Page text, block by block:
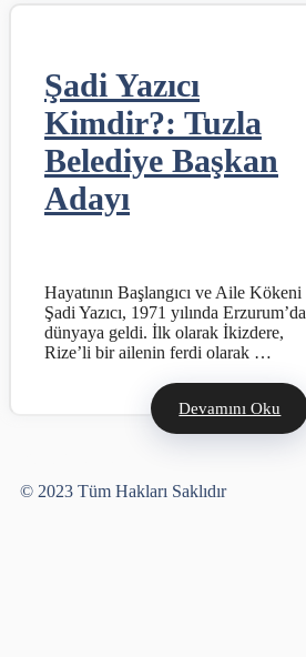
Şadi Yazıcı
Kimdir?: Tuzla
Belediye Başkan
Adayı
Hayatının Başlangıcı ve Aile Kökeni
Şadi Yazıcı, 1971 yılında Erzurum’da
dünyaya geldi. İlk olarak İkizdere,
Rize’li bir ailenin ferdi olarak …
Devamını Oku
© 2023 Tüm Hakları Saklıdır